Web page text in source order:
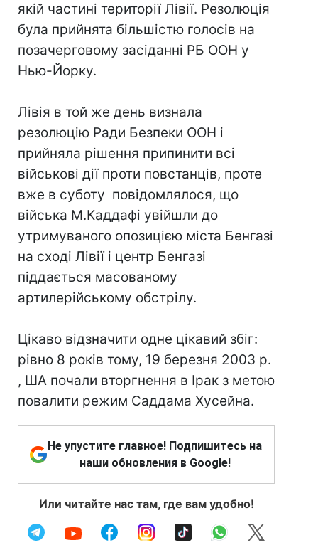
якій частині території Лівії. Резолюція
була прийнята більшістю голосів на
позачерговому засіданні РБ ООН у
Нью-Йорку.
Лівія в той же день визнала
резолюцію Ради Безпеки ООН і
прийняла рішення припинити всі
військові дії проти повстанців, проте
вже в суботу повідомлялося, що
війська М.Каддафі увійшли до
утримуваного опозицією міста Бенгазі
на сході Лівії і центр Бенгазі
піддається масованому
артилерійському обстрілу.
Цікаво відзначити одне цікавий збіг:
рівно 8 років тому, 19 березня 2003 р.
, ША почали вторгнення в Ірак з метою
повалити режим Саддама Хусейна.
Не упустите главное! Подпишитесь на
наши обновления в Google!
Или читайте нас там, где вам удобно!